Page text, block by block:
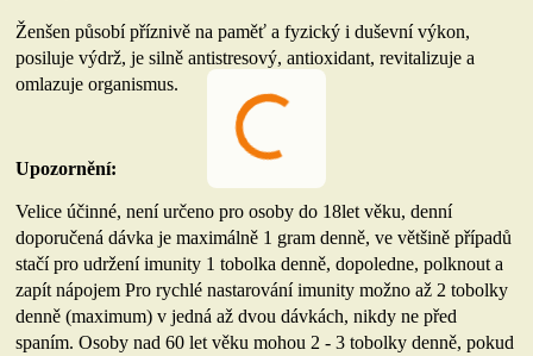
Ženšen působí příznivě na paměť a fyzický i duševní výkon,
posiluje výdrž, je silně antistresový, antioxidant, revitalizuje a
omlazuje organismus.
Upozornění:
Velice účinné, není určeno pro osoby do 18let věku, denní
doporučená dávka je maximálně 1 gramdenně, ve většině případů
stačí pro udržení imunity 1 tobolka denně, dopoledne, polknout a
zapít nápojemPro rychlé nastarování imunity možno až 2 tobolky
denně (maximum) v jedná až dvou dávkách, nikdy ne před
spaním. Osoby nad 60 let věku mohou 2 - 3 tobolky denně, pokud